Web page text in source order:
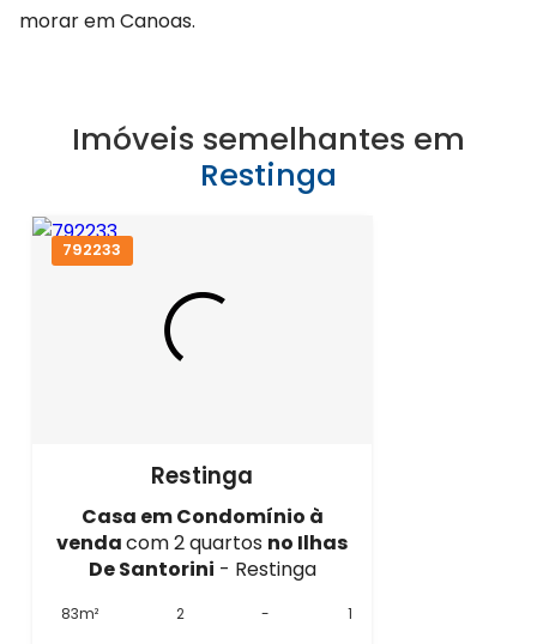
morar em Canoas.
Imóveis semelhantes em
Restinga
792233
Restinga
Casa em Condomínio à
vendacom 2 quartos no Ilhas
De Santorini - Restinga
83m² 2 - 1